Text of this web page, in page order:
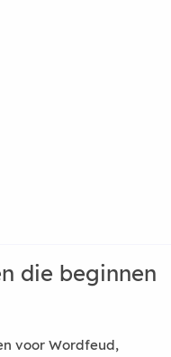
die beginnen
voor Wordfeud,